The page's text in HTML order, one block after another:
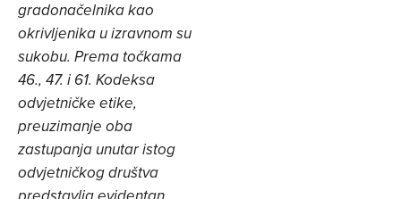
gradonačelnika kao
okrivljenika u izravnom su
sukobu. Prema točkama
46., 47. i 61. Kodeksa
odvjetničke etike,
preuzimanje oba
zastupanja unutar istog
odvjetničkog društva